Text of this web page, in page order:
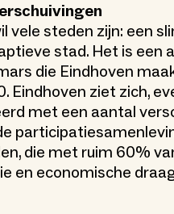
vele steden zijn: een
stad. Het is
die Eindhoven
Eindhoven ziet zich,
met een aantal
die met ruim 60%
en economische